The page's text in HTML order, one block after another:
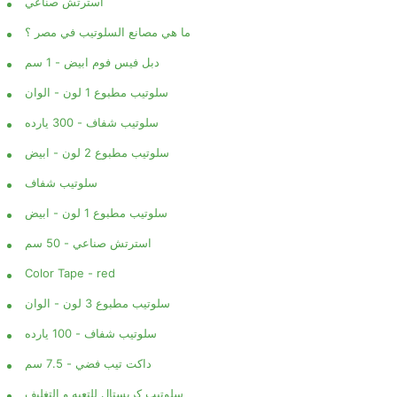
ما هي مصانع السلوتيب في مصر ؟
دبل فيس فوم ابيض - 1 سم
سلوتيب مطبوع 1 لون - الوان
سلوتيب شفاف - 300 يارده
سلوتيب مطبوع 2 لون - ابيض
سلوتيب شفاف
سلوتيب مطبوع 1 لون - ابيض
استرتش صناعي - 50 سم
Color Tape - red
سلوتيب مطبوع 3 لون - الوان
سلوتيب شفاف - 100 يارده
داكت تيب فضي - 7.5 سم
سلوتيب كريستال للتعبه و التغليف